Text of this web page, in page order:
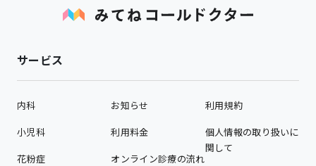
サービス
内科
小児科
花粉症
お知らせ
利用料金
オンライン診療の流れ
利用規約
個人情報の取り扱いに
関して